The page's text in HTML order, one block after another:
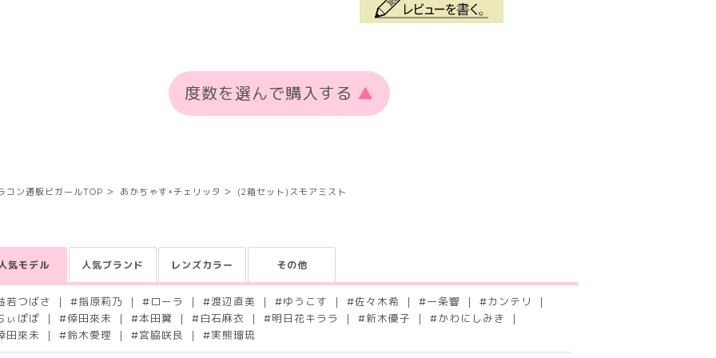
度数を選んで購入する ▲
コン通販ビガールTOP あかちゃす×チェリッタ (2箱セット)スモアミスト
気モデル 人気ブランド レンズカラー その他
若つばさ #指原莉乃 # ローラ #渡辺直美 #ゆうこす #佐々木希 #一条響 # カンテリ
ぃぽぽ #倖田來未 #本田翼 # 白石麻衣 #明日花キララ #新木優子 #かわにしみき
田來未 #鈴木愛理 #宮脇咲良 #実熊瑠琉